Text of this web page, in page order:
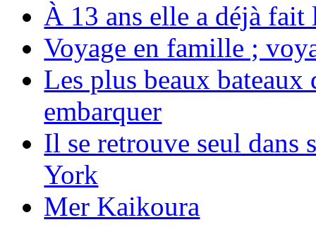
À 13 ans elle a déjà
Voyage en famille ;
Les plus beaux bateaux
embarquer
Il se retrouve seul dans
York
Mer Kaikoura